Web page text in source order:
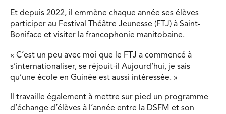
Et depuis 2022, il emmène chaque année ses élèves
participer au Festival Théâtre Jeunesse (FTJ) à Saint-
Boniface et visiter la francophonie manitobaine.
« C’est un peu avec moi que le FTJ a commencé à
s’internationaliser, se réjouit-il Aujourd’hui, je sais
qu’une école en Guinée est aussi intéressée. »
Il travaille également à mettre sur pied un programme
d’échange d’élèves à l’année entre la DSFM et son